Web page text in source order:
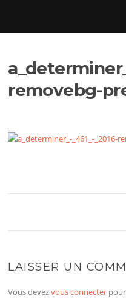
removebg-
LAISSER UN
Vous devezvous connecter